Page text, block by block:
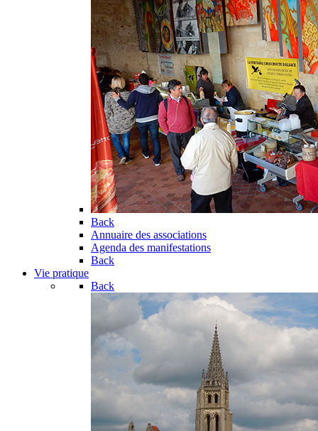
Back
Annuaire des associations
Agenda des manifestations
Back
Vie pratique
Back